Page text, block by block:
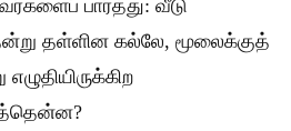
பார்த்து: வீடு
தள்ளின கல்லே, மூலைக்குத்